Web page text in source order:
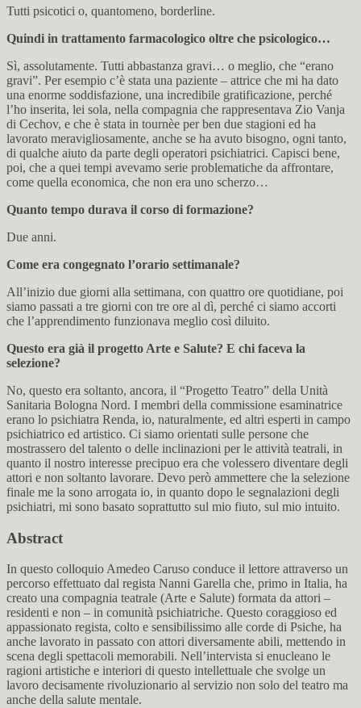
Tutti psicotici o, quantomeno, borderline.
Quindi in trattamento farmacologico oltre che psicologico…
Sì, assolutamente. Tutti abbastanza gravi… o meglio, che “erano
gravi”. Per esempio c’è stata una paziente – attrice che mi ha dato
una enorme soddisfazione, una incredibile gratificazione, perché
l’ho inserita, lei sola, nella compagnia che rappresentava Zio Vanja
di Cechov, e che è stata in tournèe per ben due stagioni ed ha
lavorato meravigliosamente, anche se ha avuto bisogno, ogni tanto,
di qualche aiuto da parte degli operatori psichiatrici. Capisci bene,
poi, che a quei tempi avevamo serie problematiche da affrontare,
come quella economica, che non era uno scherzo…
Quanto tempo durava il corso di formazione?
Due anni.
Come era congegnato l’orario settimanale?
All’inizio due giorni alla settimana, con quattro ore quotidiane, poi
siamo passati a tre giorni con tre ore al dì, perché ci siamo accorti
che l’apprendimento funzionava meglio così diluito.
Questo era già il progetto Arte e Salute? E chi faceva la
selezione?
No, questo era soltanto, ancora, il “Progetto Teatro” della Unità
Sanitaria Bologna Nord. I membri della commissione esaminatrice
erano lo psichiatra Renda, io, naturalmente, ed altri esperti in campo
psichiatrico ed artistico. Ci siamo orientati sulle persone che
mostrassero del talento o delle inclinazioni per le attività teatrali, in
quanto il nostro interesse precipuo era che volessero diventare degli
attori e non soltanto lavorare. Devo però ammettere che la selezione
finale me la sono arrogata io, in quanto dopo le segnalazioni degli
psichiatri, mi sono basato soprattutto sul mio fiuto, sul mio intuito.
Abstract
In questo colloquio Amedeo Caruso conduce il lettore attraverso un
percorso effettuato dal regista Nanni Garella che, primo in Italia, ha
creato una compagnia teatrale (Arte e Salute) formata da attori –
residenti e non – in comunità psichiatriche. Questo coraggioso ed
appassionato regista, colto e sensibilissimo alle corde di Psiche, ha
anche lavorato in passato con attori diversamente abili, mettendo in
scena degli spettacoli memorabili. Nell’intervista si enucleano le
ragioni artistiche e interiori di questo intellettuale che svolge un
lavoro decisamente rivoluzionario al servizio non solo del teatro ma
anche della salute mentale.